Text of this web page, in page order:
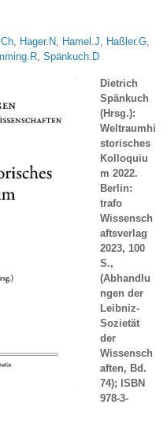
Hager.N Hamel.J Haßler.G
,Spänkuch.D
Dietrich
Spänkuch
(Hrsg.):
Weltraumhi
storisches
Kolloquiu
m 2022.
Berlin:
trafo
Wissensch
aftsverlag
2023, 100
S.,
(Abhandlu
ngen der
Leibniz-
Sozietät
der
Wissensch
aften, Bd.
74); ISBN
978-3-